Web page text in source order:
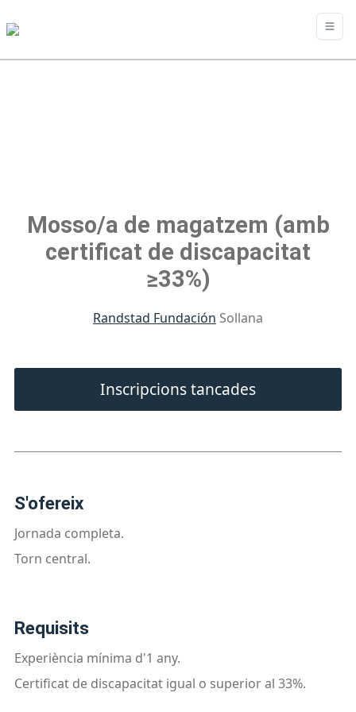
Mosso/a de magatzem (amb
certificat de discapacitat
≥33%)
Randstad Fundación Sollana
Inscripcions tancades
s'ofereix
Jornada completa.
Torn central.
requisits
Experiència mínima d'1 any.
Certificat de discapacitat igual o superior al 33%.